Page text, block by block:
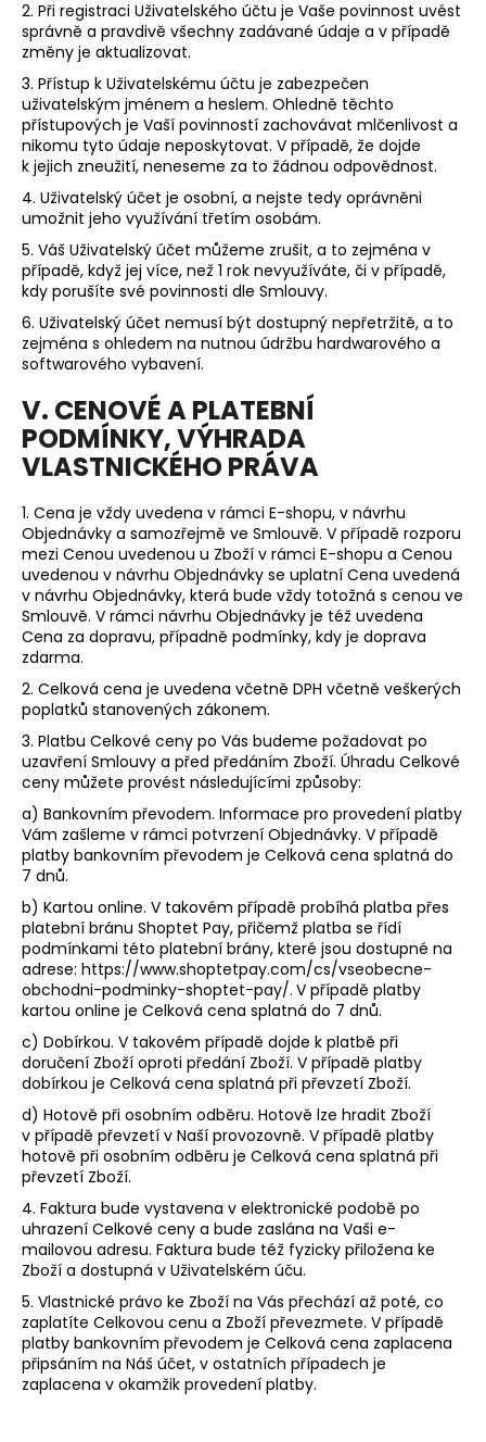
2. Při registraci Uživatelského účtu je Vaše povinnost uvést
správně a pravdivě všechny zadávané údaje a v případě
změny je aktualizovat.
3. Přístup k Uživatelskému účtu je zabezpečen
uživatelským jménem a heslem. Ohledně těchto
přístupových je Vaší povinností zachovávat mlčenlivost a
nikomu tyto údaje neposkytovat. V případě, že dojde
k jejich zneužití, neneseme za to žádnou odpovědnost.
4. Uživatelský účet je osobní, a nejste tedy oprávněni
umožnit jeho využívání třetím osobám.
5. Váš Uživatelský účet můžeme zrušit, a to zejména v
případě, když jej více, než 1 rok nevyužíváte, či v případě,
kdy porušíte své povinnosti dle Smlouvy.
6. Uživatelský účet nemusí být dostupný nepřetržitě, a to
zejména s ohledem na nutnou údržbu hardwarového a
softwarového vybavení.
V. CENOVÉ A PLATEBNÍ
PODMÍNKY, VÝHRADA
VLASTNICKÉHO PRÁVA
1. Cena je vždy uvedena v rámci E-shopu, v návrhu
Objednávky a samozřejmě ve Smlouvě. V případě rozporu
mezi Cenou uvedenou u Zboží v rámci E-shopu a Cenou
uvedenou v návrhu Objednávky se uplatní Cena uvedená
v návrhu Objednávky, která bude vždy totožná s cenou ve
Smlouvě. V rámci návrhu Objednávky je též uvedena
Cena za dopravu, případně podmínky, kdy je doprava
zdarma.
2. Celková cena je uvedena včetně DPH včetně veškerých
poplatků stanovených zákonem.
3. Platbu Celkové ceny po Vás budeme požadovat po
uzavření Smlouvy a před předáním Zboží. Úhradu Celkové
ceny můžete provést následujícími způsoby:
a) Bankovním převodem. Informace pro provedení platby
Vám zašleme v rámci potvrzení Objednávky. V případě
platby bankovním převodem je Celková cena splatná do
7 dnů.
b) Kartou online. V takovém případě probíhá platba přes
platební bránu Shoptet Pay, přičemž platba se řídí
podmínkami této platební brány, které jsou dostupné na
adrese: https://www.shoptetpay.com/cs/vseobecne-
obchodni-podminky-shoptet-pay/. V případě platby
kartou online je Celková cena splatná do 7 dnů.
c) Dobírkou. V takovém případě dojde k platbě při
doručení Zboží oproti předání Zboží. V případě platby
dobírkou je Celková cena splatná při převzetí Zboží.
d) Hotově při osobním odběru. Hotově lze hradit Zboží
v případě převzetí v Naší provozovně. V případě platby
hotově při osobním odběru je Celková cena splatná při
převzetí Zboží.
4. Faktura bude vystavena v elektronické podobě po
uhrazení Celkové ceny a bude zaslána na Vaši e-
mailovou adresu. Faktura bude též fyzicky přiložena ke
Zboží a dostupná v Uživatelském úču.
5. Vlastnické právo ke Zboží na Vás přechází až poté, co
zaplatíte Celkovou cenu a Zboží převezmete. V případě
platby bankovním převodem je Celková cena zaplacena
připsáním na Náš účet, v ostatních případech je
zaplacena v okamžik provedení platby.